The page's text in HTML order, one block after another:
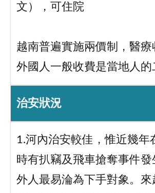
文），可住院
越南普遍實施兩價制，醫療
外國人一般收費是當地人的
治安狀況
1.河內治安較佳，惟近幾年
時有扒竊及飛車搶奪事件發
外人最易淪為下手對象。來